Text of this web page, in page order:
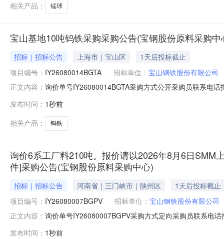
相关产品：
锰球
宝山基地10吨钨铁采购采购公告(宝钢股份原料采购中
招标｜招标公告 上海市｜宝山区
1天后投标截止
项目编号： IY26080014BGTA 招标单位： 宝山钢铁股份有限公司
正文内容： 询价单号IY26080014BGTA采购方式公开采购员联系电
保证金额度：300000.0元三、商务条款：定价说明：湿
发布时间： 1秒前
相关产品：
钨铁
询价6系工厂料210吨。报价请以2026年8月6日SMM
件]采购公告(宝钢股份原料采购中心)
招标｜招标公告 河南省｜三门峡市｜陕州区
1天后投标截止
项目编号： IY26080007BGPV 招标单位： 宝山钢铁股份有限公司
正文内容： 询价单号IY26080007BGPV采购方式定向采购员联系电
度：0.0元三、商务条款：定价说明：湿公吨。限价类别
发布时间： 1秒前